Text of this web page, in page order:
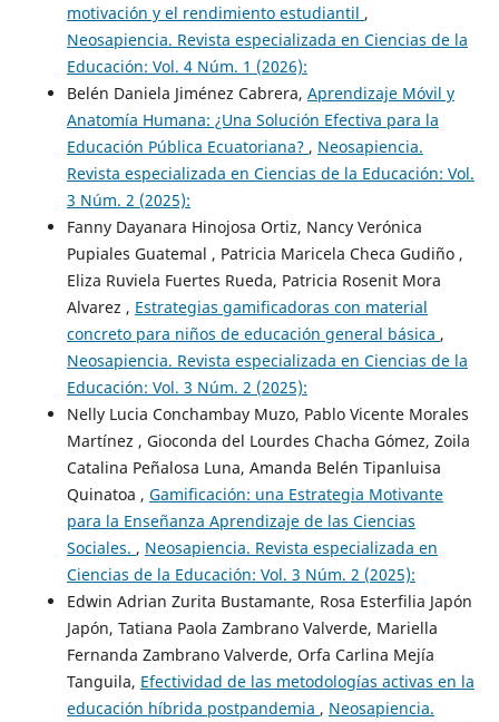
motivación y el rendimiento estudiantil ,
Neosapiencia. Revista especializada en Ciencias de la
Educación: Vol. 4 Núm. 1 (2026):
Belén Daniela Jiménez Cabrera, Aprendizaje Móvil y
Anatomía Humana: ¿Una Solución Efectiva para la
Educación Pública Ecuatoriana? , Neosapiencia.
Revista especializada en Ciencias de la Educación: Vol.
3 Núm. 2 (2025):
Fanny Dayanara Hinojosa Ortiz, Nancy Verónica
Pupiales Guatemal , Patricia Maricela Checa Gudiño ,
Eliza Ruviela Fuertes Rueda, Patricia Rosenit Mora
Alvarez , Estrategias gamificadoras con material
concreto para niños de educación general básica ,
Neosapiencia. Revista especializada en Ciencias de la
Educación: Vol. 3 Núm. 2 (2025):
Nelly Lucia Conchambay Muzo, Pablo Vicente Morales
Martínez , Gioconda del Lourdes Chacha Gómez, Zoila
Catalina Peñalosa Luna, Amanda Belén Tipanluisa
Quinatoa , Gamificación: una Estrategia Motivante
para la Enseñanza Aprendizaje de las Ciencias
Sociales. , Neosapiencia. Revista especializada en
Ciencias de la Educación: Vol. 3 Núm. 2 (2025):
Edwin Adrian Zurita Bustamante, Rosa Esterfilia Japón
Japón, Tatiana Paola Zambrano Valverde, Mariella
Fernanda Zambrano Valverde, Orfa Carlina Mejía
Tanguila, Efectividad de las metodologías activas en la
educación híbrida postpandemia , Neosapiencia.